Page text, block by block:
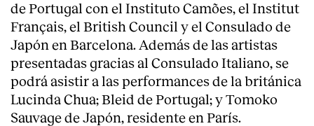
de Portugal con el Instituto Camões, el Institut
Français, el British Council y el Consulado de
Japón en Barcelona. Además de las artistas
presentadas gracias al Consulado Italiano, se
podrá asistir a las performances de la británica
Lucinda Chua; Bleid de Portugal; y Tomoko
Sauvage de Japón, residente en París.